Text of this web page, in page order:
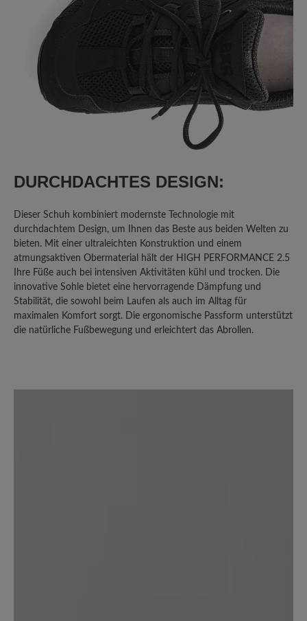
verarbeitet, für mich immer passend
und in jedem Fall ihr Geld wert.
11. September 2025 11:06
Review with rating of 1 out of 5 stars
Klobiger Schuh in schöner Farbe
Ich habe diesen Schuh gewählt, da ich
Problemfüsse habe und einen
bequemen Freizeitschuh in grün
gesucht habe. Glücklich bin ich damit
jedoch nicht. Die Sohle hat kein
Abrollverhalten, das Innenteil besteht
aus nicht atmungsaktivem Material, das
schon nach einmaligem Tragen
unangenehm riecht. Die Schuhe sind
klobig und nach 1 stündigem
Spaziergang hatte ich sehr gestresste
wieder kaufen, auch reduziert sind sie
DURCHDACHTES DESIGN:
Dieser Schuh kombiniert modernste Technologie mit
durchdachtem Design, um Ihnen das Beste aus beiden Welten zu
bieten. Mit einer ultraleichten Konstruktion und einem
atmungsaktiven Obermaterial hält der HIGH PERFORMANCE 2.5
Ihre Füße auch bei intensiven Aktivitäten kühl und trocken. Die
innovative Sohle bietet eine hervorragende Dämpfung und
Stabilität, die sowohl beim Laufen als auch im Alltag für
maximalen Komfort sorgt. Die ergonomische Passform unterstützt
die natürliche Fußbewegung und erleichtert das Abrollen.